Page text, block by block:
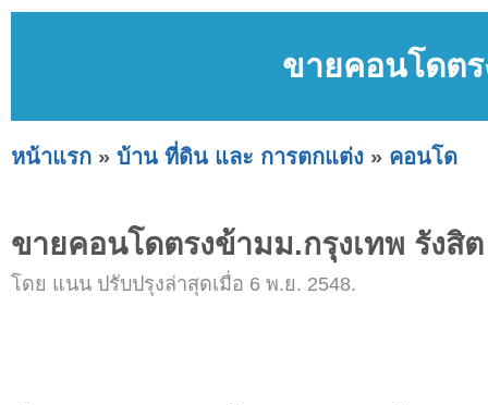
ขายคอนโดตร
หน้าแรก » บ้าน ที่ดิน และ การตกแต่ง » คอนโด
ขายคอนโดตรงข้ามม.กรุงเทพ รังสิต
โดย แนน ปรับปรุงล่าสุดเมื่อ 6 พ.ย. 2548.